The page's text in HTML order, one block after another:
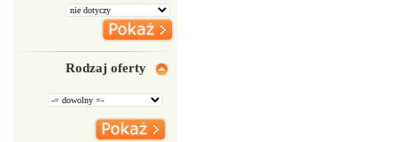
Rodzaj oferty